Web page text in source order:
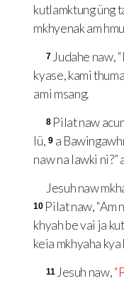
kutlamktung üng
mkhyenak am
7 Judahe naw,
kyase, kami
ami msang.
8 Pilat naw
lü, 9 a
naw na lawki ni?”
Jesuh naw
10 Pilat naw, “Am
khyah be vai ja
keia mkhyaha kya
11 Jesuh naw,